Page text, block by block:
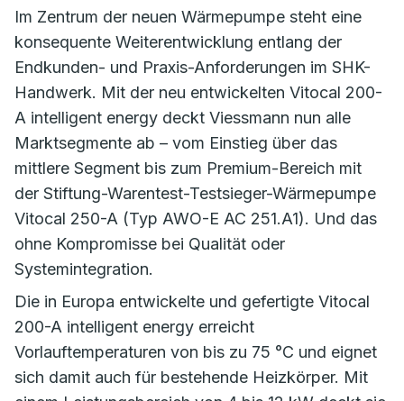
Im Zentrum der neuen Wärmepumpe steht eine
konsequente Weiterentwicklung entlang der
Endkunden- und Praxis-Anforderungen im SHK-
Handwerk. Mit der neu entwickelten Vitocal 200-
A intelligent energy deckt Viessmann nun alle
Marktsegmente ab – vom Einstieg über das
mittlere Segment bis zum Premium-Bereich mit
der Stiftung-Warentest-Testsieger-Wärmepumpe
Vitocal 250-A (Typ AWO-E AC 251.A1). Und das
ohne Kompromisse bei Qualität oder
Systemintegration.
Die in Europa entwickelte und gefertigte Vitocal
200-A intelligent energy erreicht
Vorlauftemperaturen von bis zu 75 °C und eignet
sich damit auch für bestehende Heizkörper. Mit